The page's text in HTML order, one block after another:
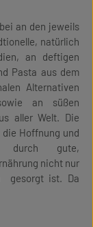
an den jeweils
natürlich
an deftigen
Pasta aus dem
Alternativen
an süßen
aller Welt. Die
Hoffnung und
durch gute,
nicht nur
gesorgt ist. Da